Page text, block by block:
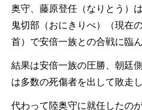
奥守、藤原登任（なりとう）
鬼切部（おにきりべ）（現在
首）で安倍一族との合戦に臨ん
結果は安倍一族の圧勝、朝廷
は多数の死傷者を出して敗走
代わって陸奥守に就任したの